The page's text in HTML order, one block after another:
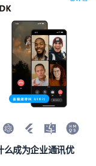
么成为企业通讯优